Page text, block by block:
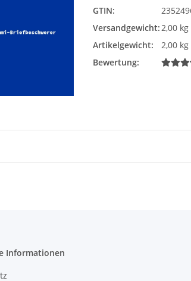
GTIN:
Versandgewicht:2,00 kg
Artikelgewicht:
2,00 kg
Bewertung:
Informationen